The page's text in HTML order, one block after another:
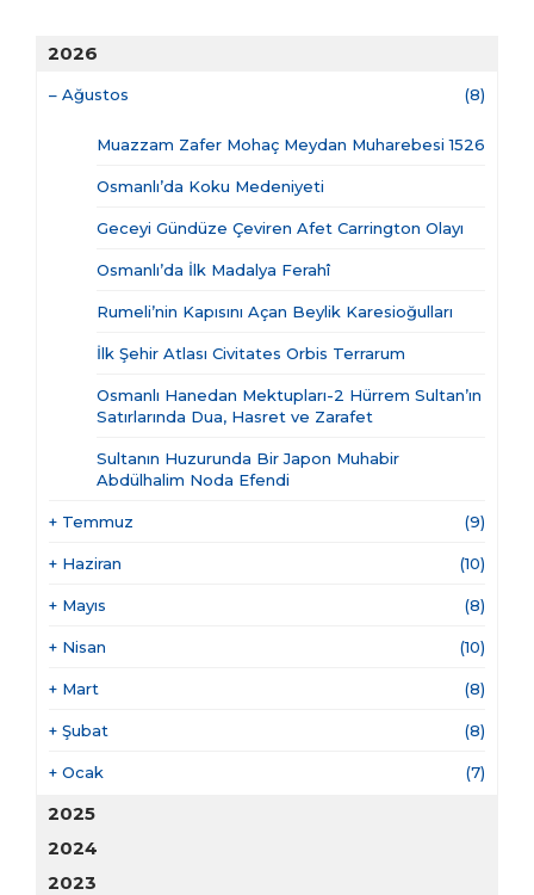
2026
– Ağustos (8)
Muazzam Zafer Mohaç Meydan Muharebesi 1526
Osmanlı’da Koku Medeniyeti
Geceyi Gündüze Çeviren Afet Carrington Olayı
Osmanlı’da İlk Madalya Ferahî
Rumeli’nin Kapısını Açan Beylik Karesioğulları
İlk Şehir Atlası Civitates Orbis Terrarum
Osmanlı Hanedan Mektupları-2 Hürrem Sultan’ın
Satırlarında Dua, Hasret ve Zarafet
Sultanın Huzurunda Bir Japon Muhabir
Abdülhalim Noda Efendi
+ Temmuz (9)
+ Haziran (10)
+ Mayıs (8)
+ Nisan (10)
+ Mart (8)
+ Şubat (8)
+ Ocak (7)
2025
2024
2023